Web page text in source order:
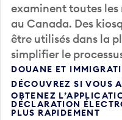
examinent toutes
au Canada. Des
être utilisés dans la
simplifier le
DOUANE ET
DÉCOUVREZ SI VOUS
OBTENEZ
DÉCLARATION
PLUS RAPIDEMENT